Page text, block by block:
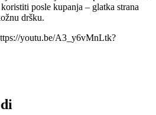
posle kupanja – glatka strana
dršku.
youtu.be/A3_y6vMnLtk?